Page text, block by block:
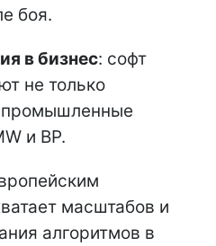
боя.
в бизнес: софт
не только
промышленные
и BP.
масштабов и
алгоритмов в